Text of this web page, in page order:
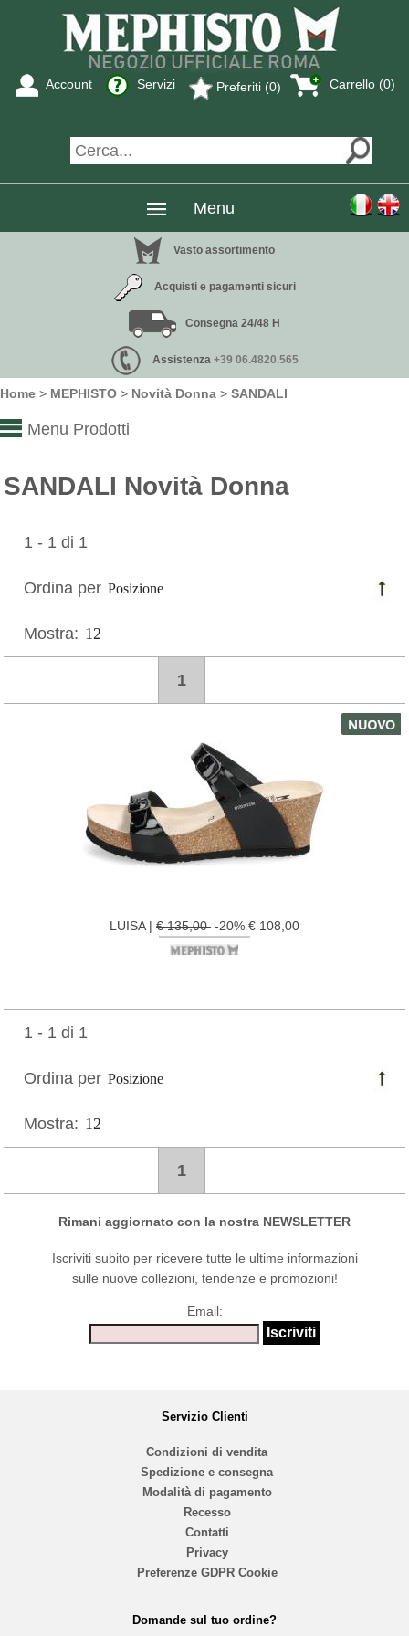
Carrello (0)
Preferiti (0)
Servizi
Account
Menu
Vasto assortimento
Acquisti e pagamenti sicuri
Consegna 24/48 H
Assistenza +39 06.4820.565
Home > MEPHISTO > Novità Donna > SANDALI
Menu Prodotti
SANDALI Novità Donna
1 - 1 di 1
Ordina per
Mostra:
1
LUISA | € 135,00-20% € 108,00
1 - 1 di 1
Ordina per
Mostra:
1
Rimani aggiornato con la nostra NEWSLETTER
Iscriviti subito per ricevere tutte le ultime informazioni
sulle nuove collezioni, tendenze e promozioni!
Email:
Servizio Clienti
Condizioni di vendita
Spedizione e consegna
Modalità di pagamento
Recesso
Contatti
Privacy
Preferenze GDPR Cookie
Domande sul tuo ordine?